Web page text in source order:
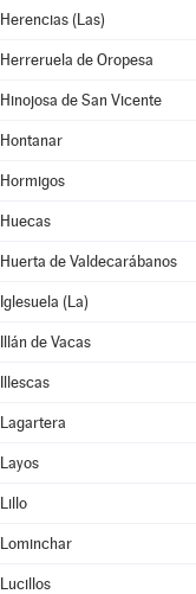
Herencias (Las)
Herreruela de Oropesa
Hinojosa de San Vicente
Hontanar
Hormigos
Huecas
Huerta de Valdecarábanos
Iglesuela (La)
Illán de Vacas
Illescas
Lagartera
Layos
Lillo
Lominchar
Lucillos